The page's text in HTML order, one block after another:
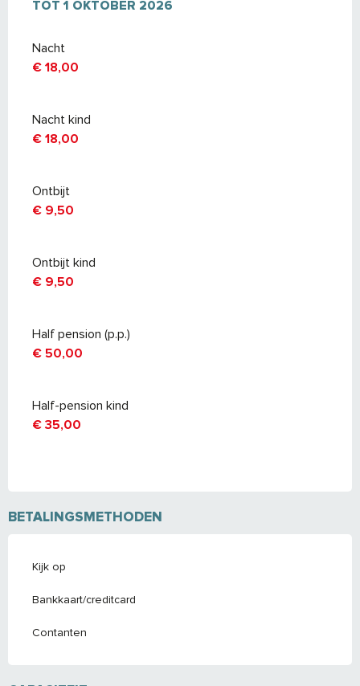
VAN10 JUNI 2025TOT
TOT 1 OKTOBER 2026
Nacht
€ 18,00
Nacht kind
€ 18,00
Ontbijt
€ 9,50
Ontbijt kind
€ 9,50
Half pension (p.p.)
€ 50,00
Half-pension kind
€ 35,00
BETALINGSMETHODEN
Kijk op
Bankkaart/creditcard
Contanten